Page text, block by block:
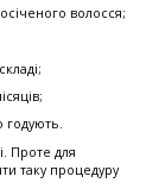
волосся;
годують.
Проте для
таку процедуру